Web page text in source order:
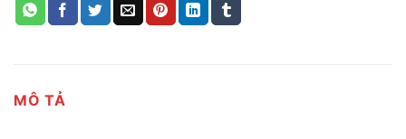
MÔ TẢ